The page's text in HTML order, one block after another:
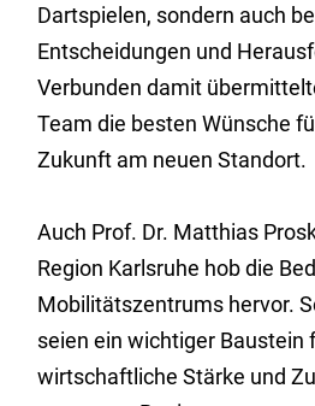
Dartspielen, sondern auch
Entscheidungen und
Verbunden damit
Team die besten Wünsche
Zukunft am neuen Standort.
Auch Prof. Dr. Matthias
Region Karlsruhe hob die
Mobilitätszentrums hervor.
seien ein wichtiger Baustein
wirtschaftliche Stärke und